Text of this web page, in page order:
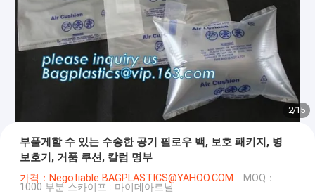
2/15
부풀게할 수 있는 수송한 공기 필로우 백, 보호 패키지, 병
보호기, 거품 쿠션, 칼럼 명부
가격：Negotiable BAGPLASTICS@YAHOO.COM MOQ：
1000 부분 스카이프 : 마이데아르닐